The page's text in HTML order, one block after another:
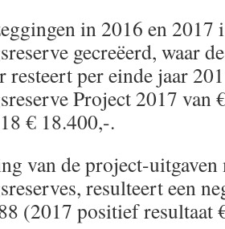
in 2016 en 2017
gecreëerd, waar
resteert per einde jaar
Project 2017 van
€ 18.400,-.
van de project-uitgaven
resulteert een
(2017 positief resultaat